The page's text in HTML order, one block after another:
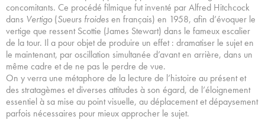
concomitants. Ce procédé filmique fut inventé par Alfred Hitchcock
dans Vertigo (Sueurs froidesen français) en 1958, afin d’évoquer le
vertige que ressent Scottie (James Stewart) dans le fameux escalier
de la tour. Il a pour objet de produire un effet : dramatiser le sujet en
le maintenant, par oscillation simultanée d’avant en arrière, dans un
même cadre et de ne pas le perdre de vue.
On y verra une métaphore de la lecture de l’histoire au présent et
des stratagèmes et diverses attitudes à son égard, de l’éloignement
essentiel à sa mise au point visuelle, au déplacement et dépaysement
parfois nécessaires pour mieux approcher le sujet.